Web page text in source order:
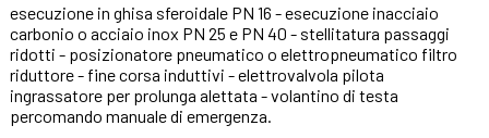
esecuzione in ghisa sferoidale PN 16 - esecuzione inacciaio
carbonio o acciaio inox PN 25 e PN 40 - stellitatura passaggi
ridotti - posizionatore pneumatico o elettropneumatico filtro
riduttore - fine corsa induttivi - elettrovalvola pilota
ingrassatore per prolunga alettata - volantino di testa
percomando manuale di emergenza.